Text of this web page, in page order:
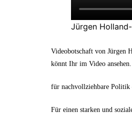
Jürgen
Videobotschaft von Jürgen
könnt Ihr im Video ansehen.
für nachvollziehbare Politik
Für einen starken und